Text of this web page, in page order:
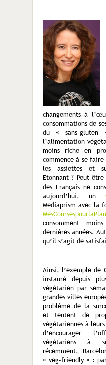
changements à
consommations de
du « sans-gluten
l’alimentation
moins riche en
commence à se
les assiettes et
Etonnant ? Peut-
des Français ne
aujourd’hui, un
Mediaprism avec la
consomment
dernières années.
qu’il s’agit de
Ainsi, l’exemple de
instauré depuis
végétarien par
grandes villes
problème de la
et tentent de
végétariennes à
d’encourager
végétariens à
récemment,
« veg-friendly » :